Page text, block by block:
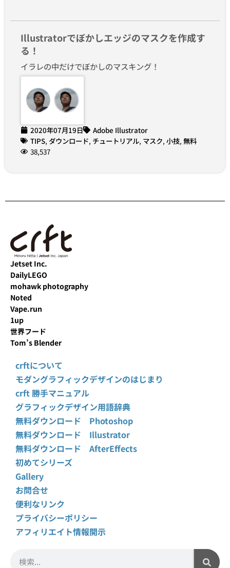
Illustratorでぼかしエッジのマスクを作成す
る！
イラレの中だけでぼかしのマスキング！
2020年07月19日
Adobe Illustrator
TIPS, ダウンロード, チュートリアル, マスク, 小技, 無料
38,537
Jetset Inc.
DailyLEGO
mohawk photography
Noted
Vape.run
1up
世界フード
Tom’s Blender
crftについて
モダングラフィックデザインのはじまり
crft 勝手マニュアル
グラフィックデザイン用語辞典
無料ダウンロード Photoshop
無料ダウンロード Illustrator
無料ダウンロード AfterEffects
初めてシリーズ
Gallery
お問合せ
便利なリンク
プライバシーポリシー
アフィリエイト情報開示